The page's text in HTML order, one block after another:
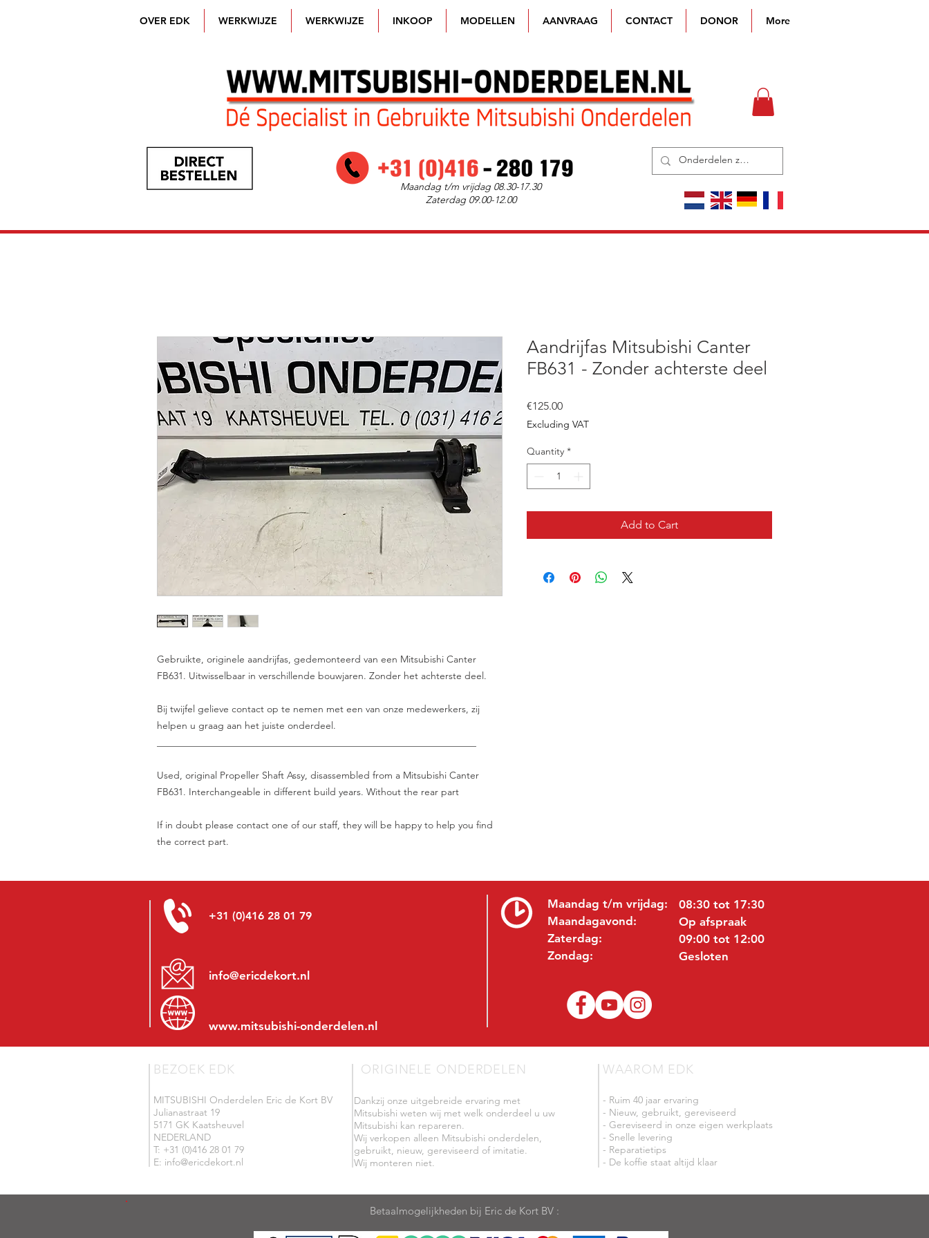
OVER EDK WERKWIJZE WERKWIJZE INKOOP MODELLEN AANVRAAG CONTACT DONOR More
Maandag t/m vrijdag 08.30-17.30
Zaterdag 09.00-12.00
Gebruikte, originele aandrijfas, gedemonteerd van een Mitsubishi Canter
FB631. Uitwisselbaar in verschillende bouwjaren. Zonder het achterste deel.
Bij twijfel gelieve contact op te nemen met een van onze medewerkers, zij
helpen u graag aan het juiste onderdeel.
Used, original Propeller Shaft Assy, disassembled from a Mitsubishi Canter
FB631. Interchangeable in different build years. Without the rear part
If in doubt please contact one of our staff, they will be happy to help you find
the correct part.
Aandrijfas Mitsubishi Canter
FB631 - Zonder achterste deel
€125.00Price
Excluding VAT
Quantity *
Add to Cart
+31 (0)416 28 01 79
info@ericdekort.nl
www.mitsubishi-onderdelen.nl
Maandag t/m vrijdag:
Maandagavond:
Zaterdag:
Zondag:
08:30 tot 17:30
Op afspraak
09:00 tot 12:00
Gesloten
BEZOEK EDK
MITSUBISHI Onderdelen Eric de Kort BV
Julianastraat 19
5171 GK Kaatsheuvel
NEDERLAND
T: +31 (0)416 28 01 79
E: info@ericdekort.nl
ORIGINELE ONDERDELEN
Dankzij onze uitgebreide ervaring met
Mitsubishi weten wij met welk onderdeel u uw
Mitsubishi kan repareren.
Wij verkopen alleen Mitsubishi onderdelen,
gebruikt, nieuw, gereviseerd of imitatie.
Wij monteren niet.
WAAROM EDK
- Ruim 40 jaar ervaring
- Nieuw, gebruikt, gereviseerd
- Gereviseerd in onze eigen werkplaats
- Snelle levering
- Reparatietips
- De koffie staat altijd klaar
Betaalmogelijkheden bij Eric de Kort BV :